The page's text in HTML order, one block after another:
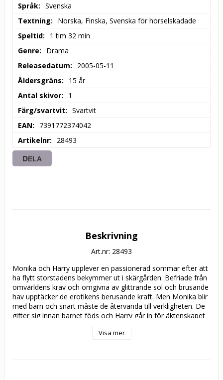
Språk
Svenska
Textning
Norska, Finska, Svenska för hörselskadade
Speltid
1 tim 32 min
Genre
Drama
Releasedatum
2005-05-11
Åldersgräns
15 år
Antal skivor
1
Färg/svartvit
Svartvit
EAN
7391772374042
Artikelnr
28493
DELA
Beskrivning
Art.nr: 28493
Monika och Harry upplever en passionerad sommar efter att
ha flytt storstadens bekymmer ut i skärgården. Befriade från
omvärldens krav och omgivna av glittrande sol och brusande
hav upptäcker de erotikens berusande kraft. Men Monika blir
med barn och snart måste de återvända till verkligheten. De
gifter sig innan barnet föds och Harry går in för äktenskapet
hemma. Deras skimrande sommardagar i havsbandet känns
Visa mer